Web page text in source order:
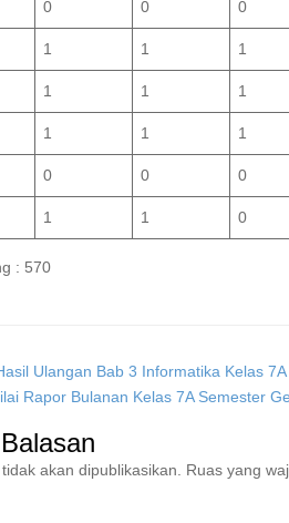
0 0 0
1 1 1
1 1 1
1 1 1
0 0 0
1 1 0
: 570
Ulangan Bab 3 Informatika Kelas 7A
Rapor Bulanan Kelas 7A Semester
akan dipublikasikan. Ruas yang